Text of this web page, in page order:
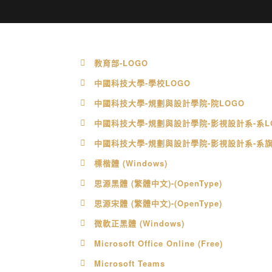
教育部-LOGO
中國科技大學-學校LOGO
中國科技大學-規劃與設計學院-院LOGO
中國科技大學-規劃與設計學院-影視設計系-系
中國科技大學-規劃與設計學院-影視設計系-系旗
標楷體 (Windows)
思源黑體 (繁體中文)-(OpenType)
思源宋體 (繁體中文)-(OpenType)
微軟正黑體 (Windows)
Microsoft Office Online (Free)
Microsoft Teams